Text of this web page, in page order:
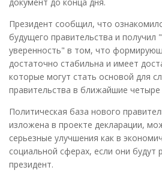
Президент сообщил, что
будущего правительства и получил
уверенность" в том, что
достаточно стабильна и имеет
которые могут стать основой для
правительства в ближайшие четыре
Политическая база нового
изложена в проекте декларации,
серьезные улучшения как в
социальной сферах, если они будут
президент.